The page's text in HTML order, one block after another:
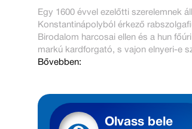
Egy 1600 évvel ezelőtti szerelemnek
Konstantinápolyból érkező
Birodalom harcosai ellen és a hun
markú kardforgató, s vajon elnyeri-e
Bővebben:
Olvass bele